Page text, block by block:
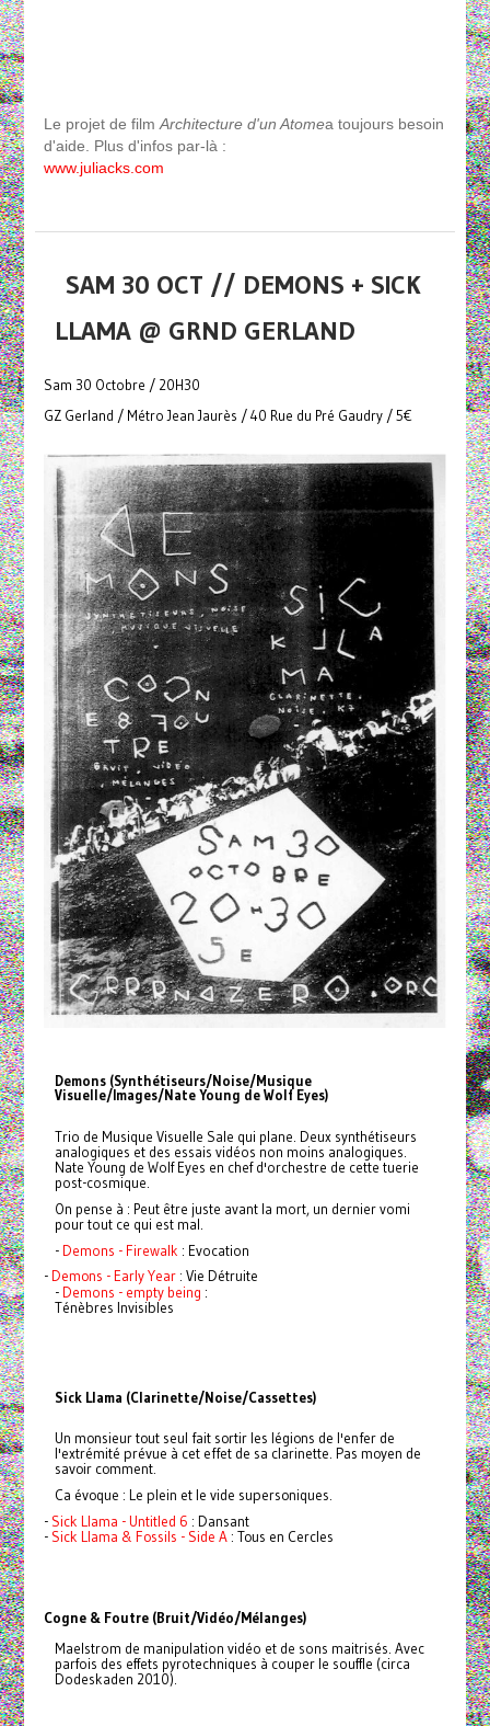
Le projet de film Architecture d'un Atomea toujours besoin
d'aide. Plus d'infos par-là :
www.juliacks.com
SAM 30 OCT // DEMONS + SICK
LLAMA @ GRND GERLAND
Sam 30 Octobre / 20H30
GZ Gerland / Métro Jean Jaurès / 40 Rue du Pré Gaudry / 5€
Demons (Synthétiseurs/Noise/Musique
Visuelle/Images/Nate Young de Wolf Eyes)
Trio de Musique Visuelle Sale qui plane. Deux synthétiseurs
analogiques et des essais vidéos non moins analogiques.
Nate Young de Wolf Eyes en chef d'orchestre de cette tuerie
post-cosmique.
On pense à : Peut être juste avant la mort, un dernier vomi
pour tout ce qui est mal.
- Demons - Firewalk : Evocation
-Demons - Early Year: Vie Détruite
- Demons - empty being :
Ténèbres Invisibles
Sick Llama (Clarinette/Noise/Cassettes)
Un monsieur tout seul fait sortir les légions de l'enfer de
l'extrémité prévue à cet effet de sa clarinette. Pas moyen de
savoir comment.
Ca évoque : Le plein et le vide supersoniques.
- Sick Llama - Untitled 6 : Dansant
- Sick Llama & Fossils - Side A: Tous en Cercles
Cogne & Foutre (Bruit/Vidéo/Mélanges)
Maelstrom de manipulation vidéo et de sons maitrisés. Avec
parfois des effets pyrotechniques à couper le souffle (circa
Dodeskaden 2010).